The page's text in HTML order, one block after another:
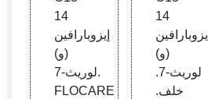
ة البيا
نات
14
إيزوبارافين
(و)
لوريث-7.
FLOCARE
لوري
ث-7
14
إيزوبارافين
(و)
لوريث-7.
خلف.